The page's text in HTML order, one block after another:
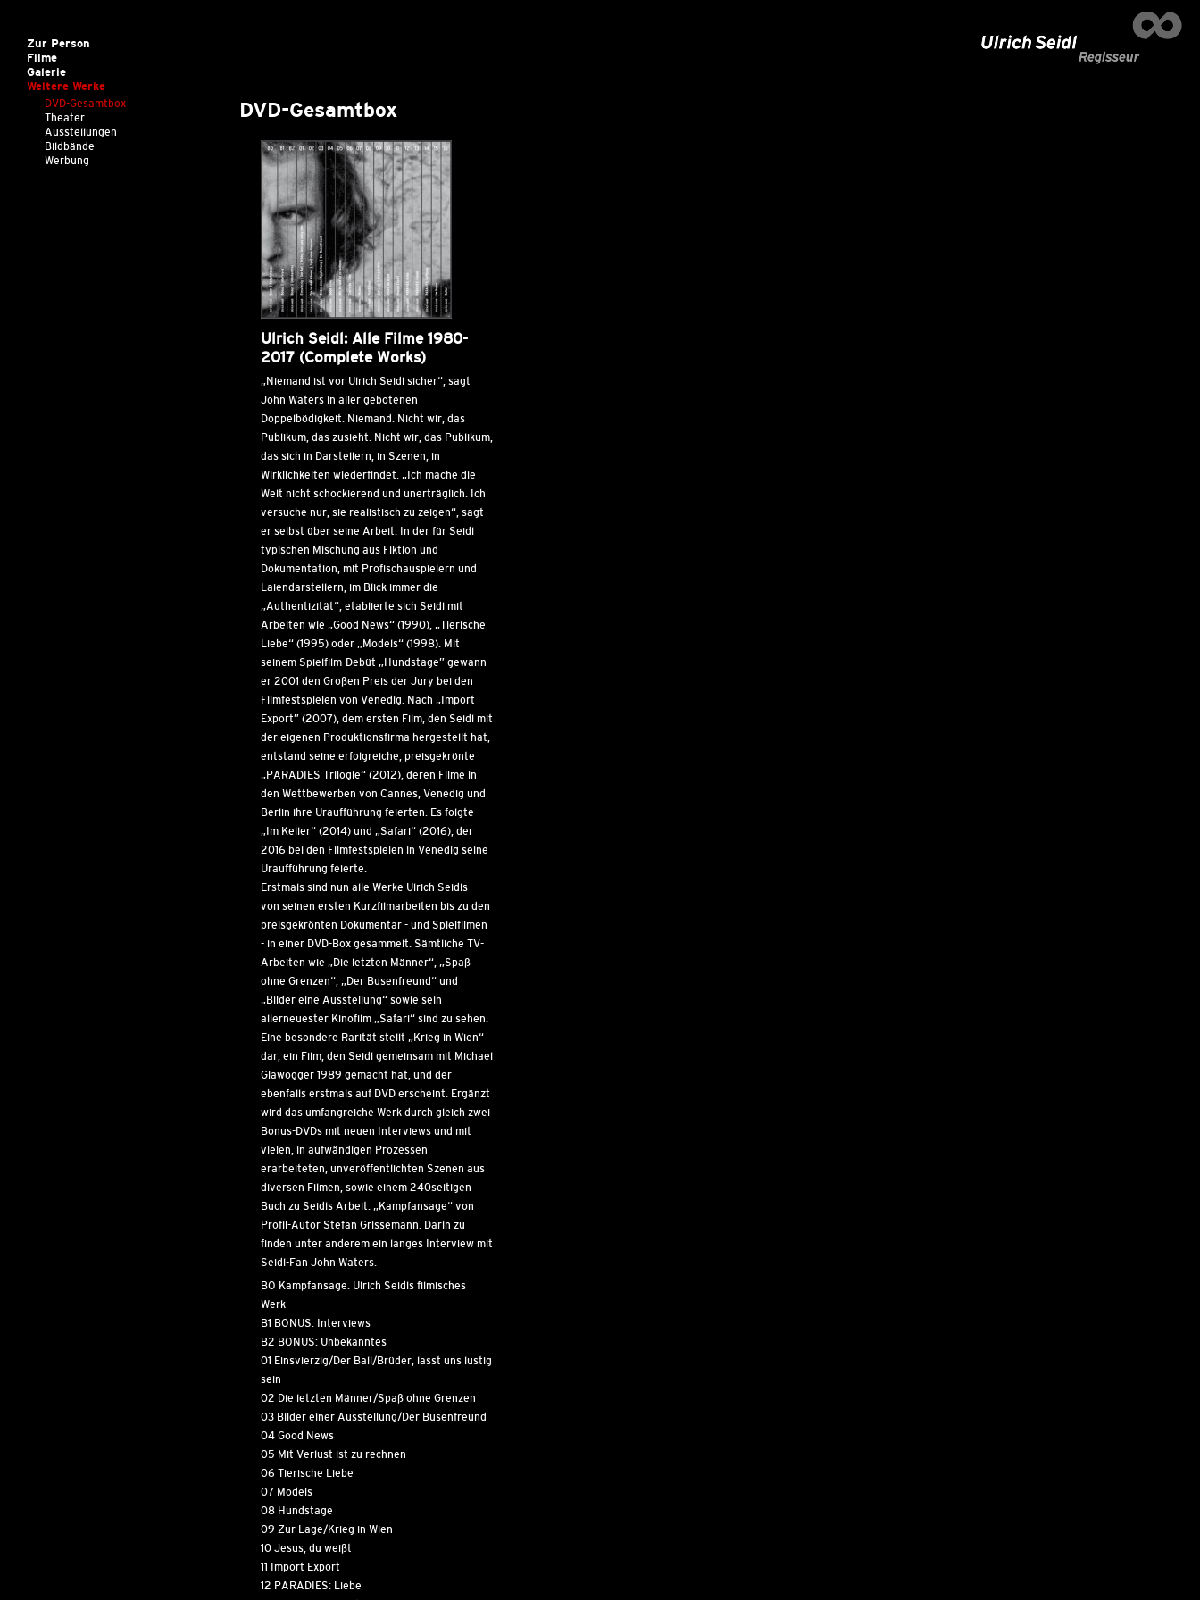
DVD-Gesamtbox
Ulrich Seidl: Alle Filme 1980-
2017 (Complete Works)
„Niemand ist vor Ulrich Seidl sicher“, sagt
John Waters in aller gebotenen
Doppelbödigkeit. Niemand. Nicht wir, das
Publikum, das zusieht. Nicht wir, das Publikum,
das sich in Darstellern, in Szenen, in
Wirklichkeiten wiederfindet. „Ich mache die
Welt nicht schockierend und unerträglich. Ich
versuche nur, sie realistisch zu zeigen“, sagt
er selbst über seine Arbeit. In der für Seidl
typischen Mischung aus Fiktion und
Dokumentation, mit Profischauspielern und
Laiendarstellern, im Blick immer die
„Authentizität“, etablierte sich Seidl mit
Arbeiten wie „Good News“ (1990), „Tierische
Liebe“ (1995) oder „Models“ (1998). Mit
seinem Spielfilm-Debüt „Hundstage” gewann
er 2001 den Großen Preis der Jury bei den
Filmfestspielen von Venedig. Nach „Import
Export” (2007), dem ersten Film, den Seidl mit
der eigenen Produktionsfirma hergestellt hat,
entstand seine erfolgreiche, preisgekrönte
„PARADIES Trilogie“ (2012), deren Filme in
den Wettbewerben von Cannes, Venedig und
Berlin ihre Uraufführung feierten. Es folgte
„Im Keller“ (2014) und „Safari“ (2016), der
2016 bei den Filmfestspielen in Venedig seine
Uraufführung feierte.
Erstmals sind nun alle Werke Ulrich Seidls -
von seinen ersten Kurzfilmarbeiten bis zu den
preisgekrönten Dokumentar - und Spielfilmen
- in einer DVD-Box gesammelt. Sämtliche TV-
Arbeiten wie „Die letzten Männer“, „Spaß
ohne Grenzen“, „Der Busenfreund“ und
„Bilder eine Ausstellung“ sowie sein
allerneuester Kinofilm „Safari“ sind zu sehen.
Eine besondere Rarität stellt „Krieg in Wien“
dar, ein Film, den Seidl gemeinsam mit Michael
Glawogger 1989 gemacht hat, und der
ebenfalls erstmals auf DVD erscheint. Ergänzt
wird das umfangreiche Werk durch gleich zwei
Bonus-DVDs mit neuen Interviews und mit
vielen, in aufwändigen Prozessen
erarbeiteten, unveröffentlichten Szenen aus
diversen Filmen, sowie einem 240seitigen
Buch zu Seidls Arbeit: „Kampfansage“ von
Profil-Autor Stefan Grissemann. Darin zu
finden unter anderem ein langes Interview mit
Seidl-Fan John Waters.
BO Kampfansage. Ulrich Seidls filmisches
Werk
B1 BONUS: Interviews
B2 BONUS: Unbekanntes
01 Einsvierzig/Der Ball/Brüder, lasst uns lustig
sein
02 Die letzten Männer/Spaß ohne Grenzen
03 Bilder einer Ausstellung/Der Busenfreund
04 Good News
05 Mit Verlust ist zu rechnen
06 Tierische Liebe
07 Models
08 Hundstage
09 Zur Lage/Krieg in Wien
10 Jesus, du weißt
11 Import Export
12 PARADIES: Liebe
Zur Person
Filme
Galerie
Weitere Werke
DVD-Gesamtbox
Theater
Ausstellungen
Bildbände
Werbung